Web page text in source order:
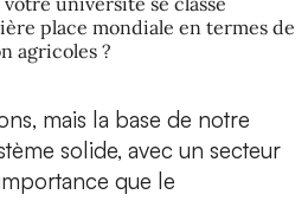
place mondiale en termes de
agricoles ?
mais la base de notre
solide, avec un secteur
que le